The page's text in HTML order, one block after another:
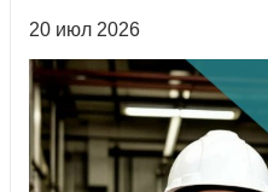
20 июл 2026